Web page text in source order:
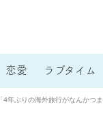
恋愛 ラブタイム
「4年ぶりの海外旅行がなんかつ